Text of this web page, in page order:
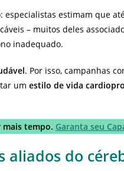
especialistas estimam que
– muitos deles
inadequado.
. Por isso, campanhas
um estilo de vida
tempo. Garanta seu
aliados do